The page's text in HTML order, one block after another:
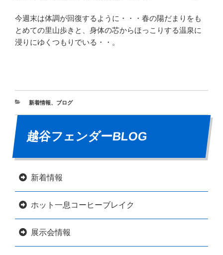
今週末は体調が回復するように・・・春の陽だまりをも
とめての里山歩きと、身体の芯からほっこりする温泉に
浸りにゆくつもりでいる・・。
新着情報、 ブログ
越谷フェンダーBLOG
新着情報
ホット一息コーヒーブレイク
展示会情報